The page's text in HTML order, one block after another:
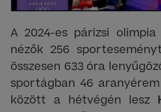
A 2024-es párizsi
nézők 256
összesen 633 óra
sportágban 46
között a hétvégén lesz